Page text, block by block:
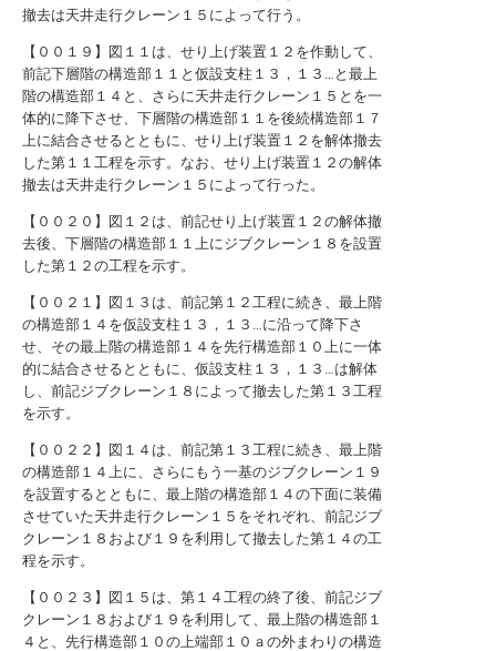
撤去は天井走行クレーン１５によって行う。
【００１９】図１１は、せり上げ装置１２を作動して、
前記下層階の構造部１１と仮設支柱１３，１３…と最上
階の構造部１４と、さらに天井走行クレーン１５とを一
体的に降下させ、下層階の構造部１１を後続構造部１７
上に結合させるとともに、せり上げ装置１２を解体撤去
した第１１工程を示す。なお、せり上げ装置１２の解体
撤去は天井走行クレーン１５によって行った。
【００２０】図１２は、前記せり上げ装置１２の解体撤
去後、下層階の構造部１１上にジブクレーン１８を設置
した第１２の工程を示す。
【００２１】図１３は、前記第１２工程に続き、最上階
の構造部１４を仮設支柱１３，１３…に沿って降下さ
せ、その最上階の構造部１４を先行構造部１０上に一体
的に結合させるとともに、仮設支柱１３，１３…は解体
し、前記ジブクレーン１８によって撤去した第１３工程
を示す。
【００２２】図１４は、前記第１３工程に続き、最上階
の構造部１４上に、さらにもう一基のジブクレーン１９
を設置するとともに、最上階の構造部１４の下面に装備
させていた天井走行クレーン１５をそれぞれ、前記ジブ
クレーン１８および１９を利用して撤去した第１４の工
程を示す。
【００２３】図１５は、第１４工程の終了後、前記ジブ
クレーン１８および１９を利用して、最上階の構造部１
４と、先行構造部１０の上端部１０ａの外まわりの構造